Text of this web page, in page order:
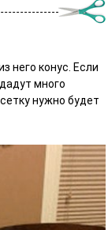
него конус. Если
много
нужно будет